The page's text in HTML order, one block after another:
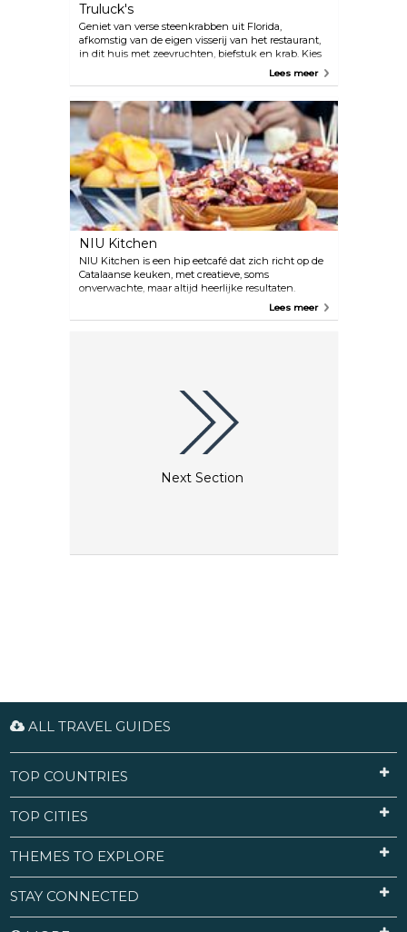
Truluck's
Geniet van verse steenkrabben uit Florida,
afkomstig van de eigen visserij van het restaurant,
in dit huis met zeevruchten, biefstuk en krab. Kies
uit een menu met vers gevangen zeevruchten of
perfect gebakken steaks en combineer het met een
restaurant elke avond een cocktailuurtje en live
entertainment waar gasten van kunnen genieten.
Lees meer
NIU Kitchen
NIU Kitchen is een hip eetcafé dat zich richt op de
Catalaanse keuken, met creatieve, soms
onverwachte, maar altijd heerlijke resultaten.
Aangezien Catalaanse gerechten ook afhankelijk
Lees meer
Next Section
ALL TRAVEL GUIDES
TOP COUNTRIES
TOP CITIES
THEMES TO EXPLORE
STAY CONNECTED